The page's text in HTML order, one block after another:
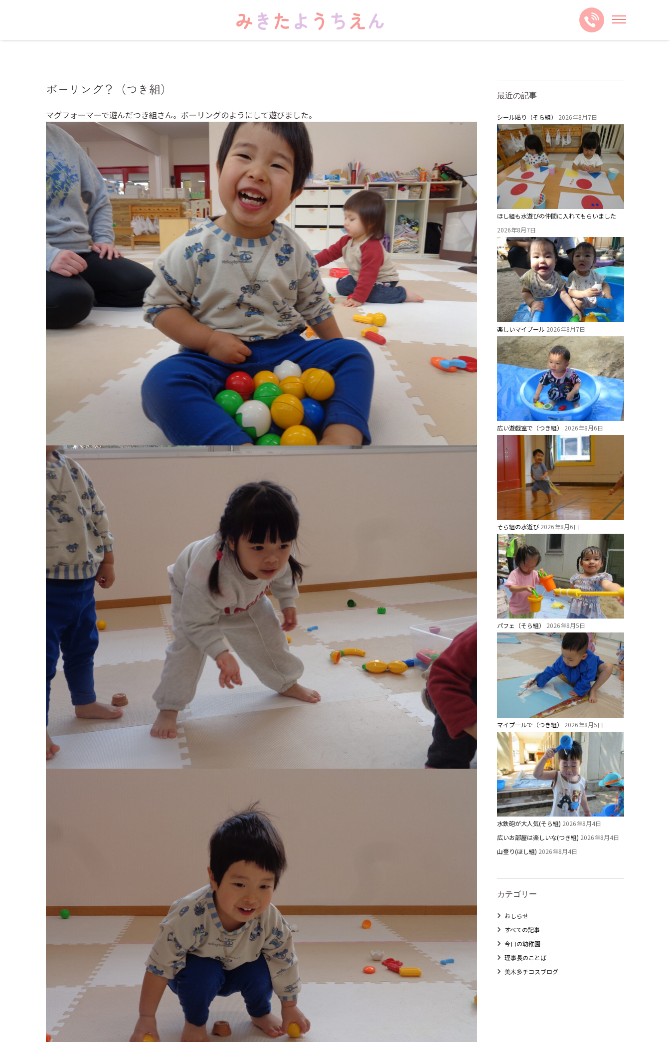
ボーリング？（つき組）
マグフォーマーで遊んだつき組さん。ボーリングのようにして遊びました。
最近の記事
シール貼り（そら組） 2026年8月7日
ほし組も水遊びの仲間に入れてもらいました
2026年8月7日
楽しいマイプール 2026年8月7日
広い遊戯室で（つき組） 2026年8月6日
そら組の水遊び 2026年8月6日
パフェ（そら組） 2026年8月5日
マイプールで（つき組） 2026年8月5日
水鉄砲が大人気(そら組) 2026年8月4日
広いお部屋は楽しいな(つき組) 2026年8月4日
山登り(ほし組) 2026年8月4日
カテゴリー
おしらせ
すべての記事
今日の幼稚園
理事長のことば
美木多チコスブログ
今日の幼稚園
教職員募集
園のこと
教育と保育 美⽊多チコス